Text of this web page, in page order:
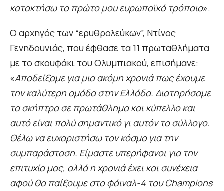
κατακτήσω το πρώτο μου ευρωπαϊκό τρόπαιο».
Ο αρχηγός των “ερυθρολεύκων”, Ντίνος
Γενηδουνιάς, που έφθασε τα 11 πρωταθλήματα
με το σκουφάκι του Ολυμπιακού, επισήμανε:
«Αποδείξαμε για μια ακόμη χρονιά πως έχουμε
την καλύτερη ομάδα στην Ελλάδα. Διατηρήσαμε
τα σκήπτρα σε πρωτάθλημα και κύπελλο και
αυτό είναι πολύ σημαντικό γι αυτόν το σύλλογο.
Θέλω να ευχαριστήσω τον κόσμο για την
συμπαράσταση. Είμαστε υπερήφανοι για την
επιτυχία μας, αλλά η χρονιά έχει και συνέχεια
αφού θα παίξουμε στο φάιναλ-4 του Champions